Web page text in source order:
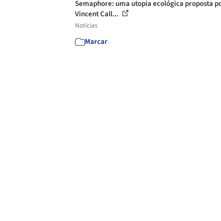
Semaphore: uma utopia ecológica proposta
Vincent Call...
Notícias
Marcar